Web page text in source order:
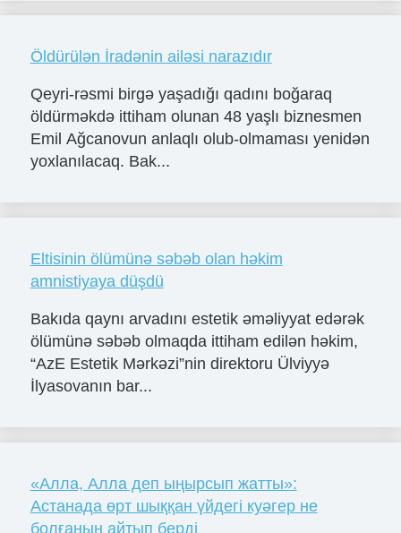
Öldürülən İradənin ailəsi narazıdır
Qeyri-rəsmi birgə yaşadığı qadını boğaraq
öldürməkdə ittiham olunan 48 yaşlı biznesmen
Emil Ağcanovun anlaqlı olub-olmaması yenidən
yoxlanılacaq. Bak...
Eltisinin ölümünə səbəb olan həkim
amnistiyaya düşdü
Bakıda qaynı arvadını estetik əməliyyat edərək
ölümünə səbəb olmaqda ittiham edilən həkim,
“AzE Estetik Mərkəzi”nin direktoru Ülviyyə
İlyasovanın bar...
«Алла, Алла деп ыңырсып жатты»:
Астанада өрт шыққан үйдегі куәгер не
болғанын айтып берді